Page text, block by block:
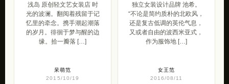
浅岛 原创轻文艺女装店 时
光的波澜。翻阅着残留于记
忆里的牵念。携手潮起潮落
的岁月。徘徊于梦与醒的边
缘。拾一瓣落 […]
呆萌范
2015/10/19
独立女装设计品牌 池希。
“不论是简约质朴的北欧风，
还是复古低调的英伦气息，
又或者自由的波西米亚式，
作为服饰地 […]
女王范
2016/08/11